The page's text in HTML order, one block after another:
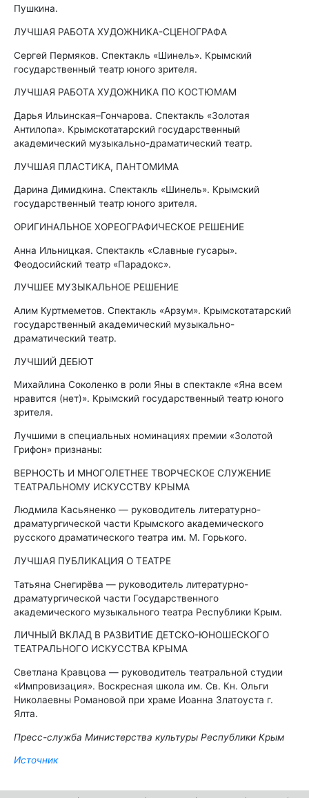
Пушкина.
ЛУЧШАЯ РАБОТА ХУДОЖНИКА-СЦЕНОГРАФА
Сергей Пермяков. Спектакль «Шинель». Крымский
государственный театр юного зрителя.
ЛУЧШАЯ РАБОТА ХУДОЖНИКА ПО КОСТЮМАМ
Дарья Ильинская–Гончарова. Спектакль «Золотая
Антилопа». Крымскотатарский государственный
академический музыкально-драматический театр.
ЛУЧШАЯ ПЛАСТИКА, ПАНТОМИМА
Дарина Димидкина. Спектакль «Шинель». Крымский
государственный театр юного зрителя.
ОРИГИНАЛЬНОЕ ХОРЕОГРАФИЧЕСКОЕ РЕШЕНИЕ
Анна Ильницкая. Спектакль «Славные гусары».
Феодосийский театр «Парадокс».
ЛУЧШЕЕ МУЗЫКАЛЬНОЕ РЕШЕНИЕ
Алим Куртмеметов. Спектакль «Арзум». Крымскотатарский
государственный академический музыкально-
драматический театр.
ЛУЧШИЙ ДЕБЮТ
Михайлина Соколенко в роли Яны в спектакле «Яна всем
нравится (нет)». Крымский государственный театр юного
зрителя.
Лучшими в специальных номинациях премии «Золотой
Грифон» признаны:
ВЕРНОСТЬ И МНОГОЛЕТНЕЕ ТВОРЧЕСКОЕ СЛУЖЕНИЕ
ТЕАТРАЛЬНОМУ ИСКУССТВУ КРЫМА
Людмила Касьяненко — руководитель литературно-
драматургической части Крымского академического
русского драматического театра им. М. Горького.
ЛУЧШАЯ ПУБЛИКАЦИЯ О ТЕАТРЕ
Татьяна Снегирёва — руководитель литературно-
драматургической части Государственного
академического музыкального театра Республики Крым.
ЛИЧНЫЙ ВКЛАД В РАЗВИТИЕ ДЕТСКО-ЮНОШЕСКОГО
ТЕАТРАЛЬНОГО ИСКУССТВА КРЫМА
Светлана Кравцова — руководитель театральной студии
«Импровизация». Воскресная школа им. Св. Кн. Ольги
Николаевны Романовой при храме Иоанна Златоуста г.
Ялта.
Пресс-служба Министерства культуры Республики Крым
Источник